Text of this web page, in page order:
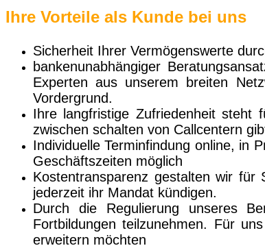
Ihre Vorteile als Kunde bei uns
Sicherheit Ihrer Vermögenswerte
bankenunabhängiger
Experten aus unserem breiten
Vordergrund.
Ihre langfristige Zufriedenheit steht
zwischen schalten von Callcentern
Individuelle Terminfindung online, in
Geschäftszeiten möglich
Kostentransparenz gestalten wir für
jederzeit ihr Mandat kündigen.
Durch die Regulierung unseres
Fortbildungen teilzunehmen. Für
erweitern möchten